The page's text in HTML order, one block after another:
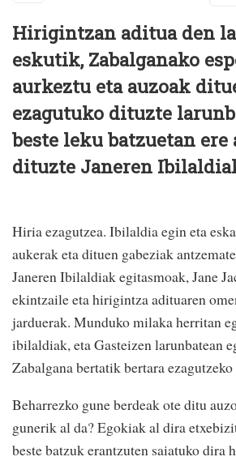
Hirigintzan aditua den
eskutik, Zabalganako
aurkeztu eta auzoak
ezagutuko dituzte
beste leku batzuetan
dituzte Janeren
Hiria ezagutzea. Ibilaldia egin eta
aukerak eta dituen gabeziak
Janeren Ibilaldiak egitasmoak, Jane
ekintzaile eta hirigintza adituaren
jarduerak. Munduko milaka herritan
ibilaldiak, eta Gasteizen larunbatean
Zabalgana bertatik bertara ezagutzeko
Beharrezko gune berdeak ote ditu
gunerik al da? Egokiak al dira
beste batzuk erantzuten saiatuko dira